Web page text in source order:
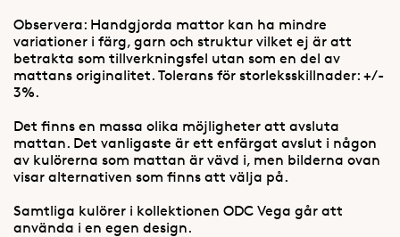
Observera: Handgjorda mattor kan ha mindre
variationer i färg, garn och struktur vilket ej är att
betrakta som tillverkningsfel utan som en del av
mattans originalitet. Tolerans för storleksskillnader: +/-
3%.
Det finns en massa olika möjligheter att avsluta
mattan. Det vanligaste är ett enfärgat avslut i någon
av kulörerna som mattan är vävd i, men bilderna ovan
visar alternativen som finns att välja på.
Samtliga kulörer i kollektionen ODC Vega går att
använda i en egen design.